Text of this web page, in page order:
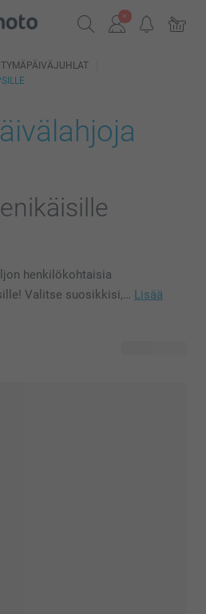
henkilökohtaisia
Valitse suosikkisi,… Lisää